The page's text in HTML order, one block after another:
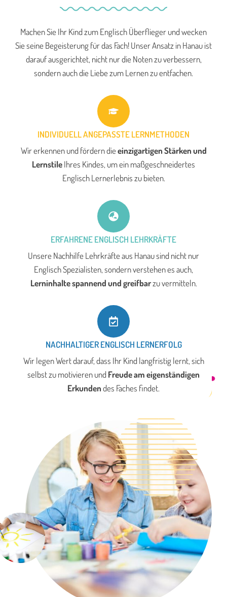
Machen Sie Ihr Kind zum Englisch Überflieger und wecken
Sie seine Begeisterung für das Fach! Unser Ansatz in Hanau ist
darauf ausgerichtet, nicht nur die Noten zu verbessern,
sondern auch die Liebe zum Lernen zu entfachen.
INDIVIDUELL ANGEPASSTE LERNMETHODEN
Wir erkennen und fördern dieeinzigartigen Stärken und
LernstileIhres Kindes, um ein maßgeschneidertes
Englisch Lernerlebnis zu bieten.
ERFAHRENE ENGLISCH LEHRKRÄFTE
Unsere Nachhilfe Lehrkräfte aus Hanau sind nicht nur
Englisch Spezialisten, sondern verstehen es auch,
Lerninhalte spannend und greifbarzu vermitteln.
NACHHALTIGER ENGLISCH LERNERFOLG
Wir legen Wert darauf, dass Ihr Kind langfristig lernt, sich
selbst zu motivieren undFreude am eigenständigen
Erkundendes Faches findet.